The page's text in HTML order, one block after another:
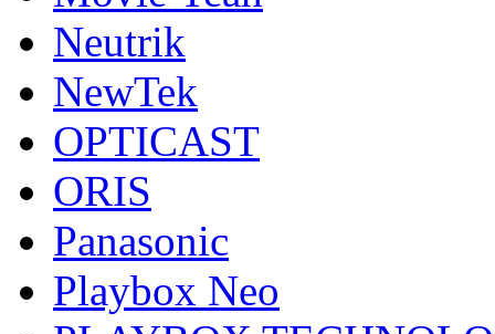
Neutrik
NewTek
OPTICAST
ORIS
Panasonic
Playbox Neo